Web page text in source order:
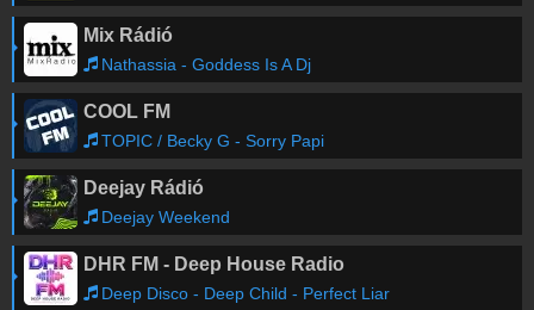
Mix Rádió
Nathassia - Goddess Is A Dj
COOL FM
TOPIC / Becky G - Sorry Papi
Deejay Rádió
Deejay Weekend
DHR FM - Deep House Radio
Deep Disco - Deep Child - Perfect Liar